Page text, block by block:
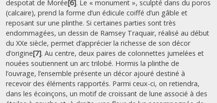
despotat de Morée[6]. Le « monument », sculpté dans du poros
(calcaire), prend la forme d’un édicule coiffé d’un gâble et
reposant sur une plinthe. Si certaines parties sont très
endommagées, un dessin de Ramsey Traquair, réalisé au début
du XXe siècle, permet d’apprécier la richesse de son décor
d’origine[7]. Au centre, deux paires de colonnettes jumelées et
nouées soutiennent un arc trilobé. Hormis la plinthe de
l’ouvrage, l’ensemble présente un décor ajouré destiné à
recevoir des éléments rapportés. Parmi ceux-ci, on retiendra,
dans les écoinçons, un motif de croissant de lune associé à des